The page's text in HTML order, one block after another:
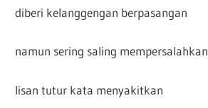
diberi kelanggengan berpasangan
namun sering saling mempersalahkan
lisan tutur kata menyakitkan